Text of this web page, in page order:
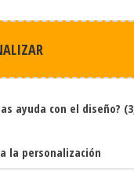
ayuda con el diseño?
la personalización